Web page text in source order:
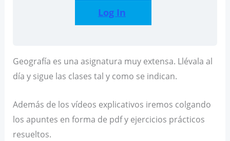
Log In
Geografía es una asignatura muy extensa. Llévala al
día y sigue las clases tal y como se indican.
Además de los vídeos explicativos iremos colgando
los apuntes en forma de pdf y ejercicios prácticos
resueltos.